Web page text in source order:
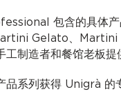
包含的具体
Gelato、
工制造者和餐馆老板提
品系列获得 Unigrà